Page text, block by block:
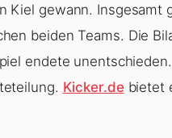
Kiel gewann.
beiden Teams. Die
endete
Kicker.debietet